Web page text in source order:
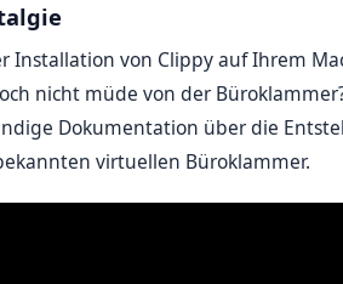
Installation von Clippy auf Ihrem
nicht müde von der
Dokumentation über die
virtuellen Büroklammer.